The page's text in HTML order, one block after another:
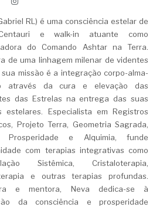
RL) é uma consciência estelar de
e walk-in atuante como
do Comando Ashtar na Terra.
de uma linhagem milenar de videntes
sua missão é a integração corpo-alma-
através da cura e elevação das
das Estrelas na entrega das suas
estelares. Especialista em Registros
Projeto Terra, Geometria Sagrada,
Prosperidade e Alquimia, funde
com terapias integrativas como
Sistêmica, Cristaloterapia,
e outras terapias profundas.
e mentora, Neva dedica-se à
da consciência e prosperidade